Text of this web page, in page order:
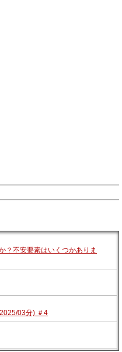
？不安要素はいくつかありま
03分) ＃4